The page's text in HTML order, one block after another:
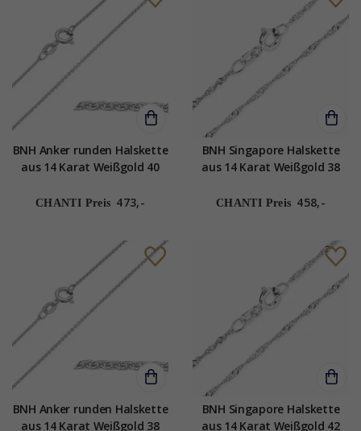
BNH Anker runden Halskette
aus 14 Karat Weißgold 40
CHANTI Preis 473,-
BNH Singapore Halskette
aus 14 Karat Weißgold 38
CHANTI Preis 458,-
BNH Anker runden Halskette
aus 14 Karat Weißgold 38
BNH Singapore Halskette
aus 14 Karat Weißgold 42